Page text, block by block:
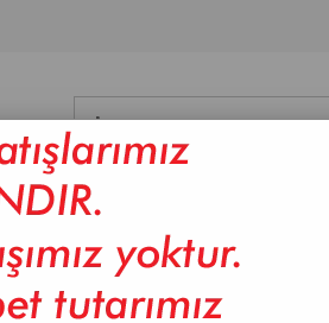
CAM ÜRÜNLER
FİNCANI